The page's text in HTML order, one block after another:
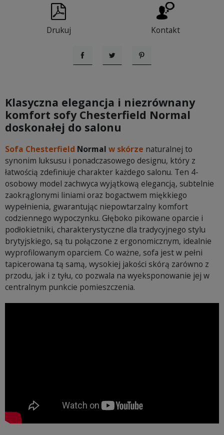
Drukuj Kontakt
UdostępnijTweetujPinterest
Klasyczna elegancja i niezrównany
komfort sofy Chesterfield Normal
doskonałej do salonu
Sofa Chesterfield Normal w skórze naturalnej to
synonim luksusu i ponadczasowego designu, który z
łatwością zdefiniuje charakter każdego salonu. Ten 4-
osobowy model zachwyca wyjątkową elegancją, subtelnie
zaokrąglonymi liniami oraz bogactwem miękkiego
wypełnienia, gwarantując niepowtarzalny komfort
codziennego wypoczynku. Głęboko pikowane oparcie i
podłokietniki, charakterystyczne dla tradycyjnego stylu
brytyjskiego, są tu połączone z ergonomicznym, idealnie
wyprofilowanym oparciem. Co ważne, sofa jest w pełni
tapicerowana tą samą, wysokiej jakości skórą zarówno z
przodu, jak i z tyłu, co pozwala na wyeksponowanie jej w
centralnym punkcie pomieszczenia.